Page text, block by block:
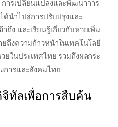
ารเปลี่ยนแปลงและพัฒนาการ
ด้นำไปสู่การปรับปรุงและ
ถึง และเรียนรู้เกี่ยวกับหวยเพิ่ม
ถึงความก้าวหน้าในเทคโนโลยี
ในประเทศไทย รวมถึงผลกระ
การและสังคมไทย
ทัลเพื่อการสืบค้น